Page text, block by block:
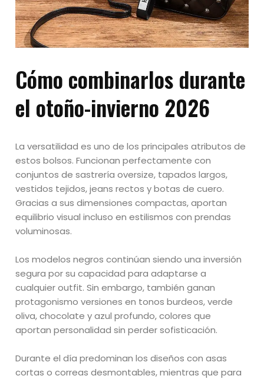
Cómo combinarlos durante
el otoño-invierno 2026
La versatilidad es uno de los principales atributos de
estos bolsos. Funcionan perfectamente con
conjuntos de sastrería oversize, tapados largos,
vestidos tejidos, jeans rectos y botas de cuero.
Gracias a sus dimensiones compactas, aportan
equilibrio visual incluso en estilismos con prendas
voluminosas.
Los modelos negros continúan siendo una inversión
segura por su capacidad para adaptarse a
cualquier outfit. Sin embargo, también ganan
protagonismo versiones en tonos burdeos, verde
oliva, chocolate y azul profundo, colores que
aportan personalidad sin perder sofisticación.
Durante el día predominan los diseños con asas
cortas o correas desmontables, mientras que para